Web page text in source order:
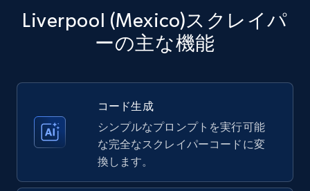
price, Currency, Availability, Reviews count, and
Amazon products - Collects products by
specific keywords
Title, Seller name, Brand, Description, Initial
Liverpool (Mexico)スクレイパ
ーの主な機能
コード生成
シンプルなプロンプトを実行可能
な完全なスクレイパーコードに変
換します。